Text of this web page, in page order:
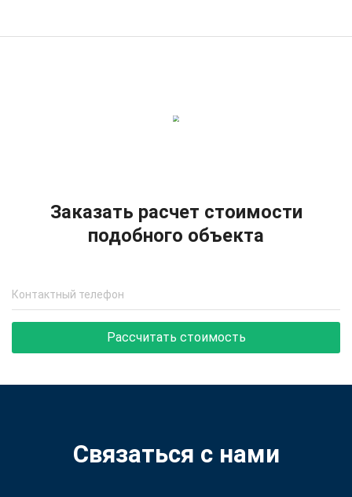
Заказать расчет стоимости
подобного объекта
Рассчитать стоимость
Связаться с нами